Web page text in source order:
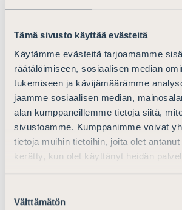
Tämä sivusto käyttää evästeitä
Käytämme evästeitä tarjoamamme
räätälöimiseen, sosiaalisen median
tukemiseen ja kävijämäärämme
jaamme sosiaalisen median,
alan kumppaneillemme tietoja siitä,
sivustoamme. Kumppanimme voivat
tietoja muihin tietoihin, joita olet
kerätty, kun olet käyttänyt heidän
valinta
Välttämätön
antavien ulkomaalaisasioiden
oikeusturvaa.
Kuten ehdotuksessakin todetaan,
turvapaikkatutkinnassa oikeusapua
aina yksityiset avustajat. Mikäli
oikeusapu siirretään yksityisiltä
oikeusavustajien vastuulle,
avustajakunta korvataan kokonaan
avustajakunnalla. On vaikea nähdä,
yleistä oikeusapua